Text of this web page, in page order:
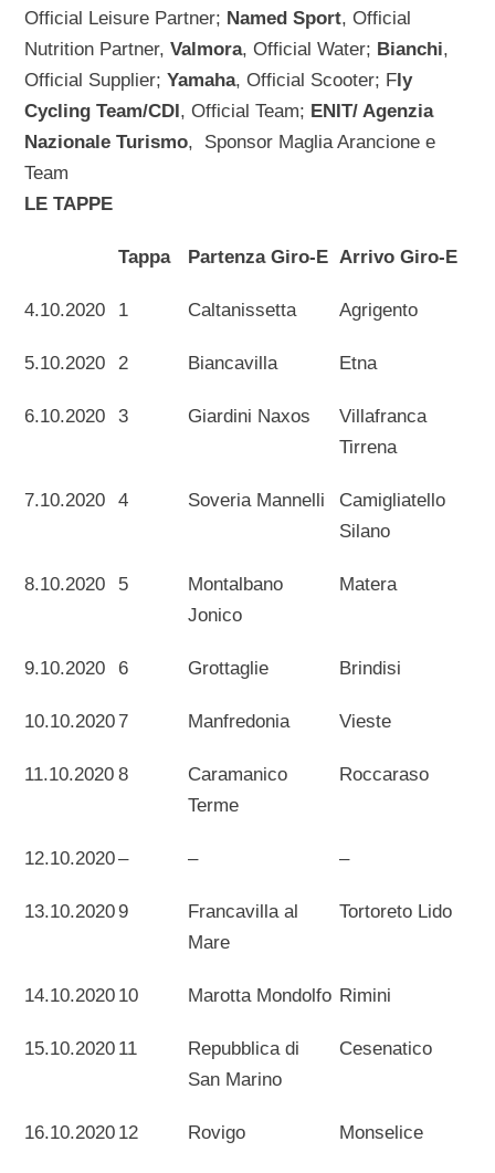
Official Leisure Partner; Named Sport, Official
Nutrition Partner,Valmora, Official Water; Bianchi,
Official Supplier;Yamaha, Official Scooter; Fly
Cycling Team/CDI, Official Team; ENIT/ Agenzia
Nazionale Turismo, Sponsor Maglia Arancione e
Team
LE TAPPE
Tappa Partenza Giro-E Arrivo Giro-E
4.10.2020 1 Caltanissetta Agrigento
5.10.2020 2 Biancavilla Etna
6.10.2020 3 Giardini Naxos
Villafranca
Tirrena
7.10.2020 4 Soveria Mannelli
Camigliatello
Silano
8.10.2020 5
Montalbano
Jonico
Matera
9.10.2020 6 Grottaglie Brindisi
10.10.20207 Manfredonia Vieste
11.10.2020 8
Caramanico
Terme
Roccaraso
12.10.2020– – –
13.10.20209
Francavilla al
Mare
Tortoreto Lido
14.10.2020 10 Marotta Mondolfo Rimini
15.10.2020 11
Repubblica di
San Marino
Cesenatico
16.10.2020 12 Rovigo Monselice